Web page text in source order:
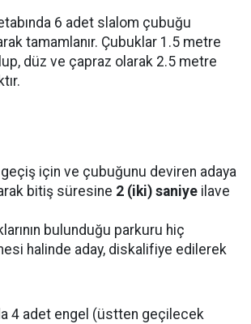
6 adet slalom çubuğu
tamamlanır. Çubuklar 1.5 metre
düz ve çapraz olarak 2.5 metre
için ve çubuğunu deviren adaya
bitiş süresine 2 (iki) saniye ilave
bulunduğu parkuru hiç
halinde aday, diskalifiye edilerek
4 adet engel (üstten geçilecek